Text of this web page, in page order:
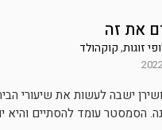
את זה
זוגות,קוקהולד
ישבה לעשות את שיעורי
הסמסטר עומד להסתיים והיא